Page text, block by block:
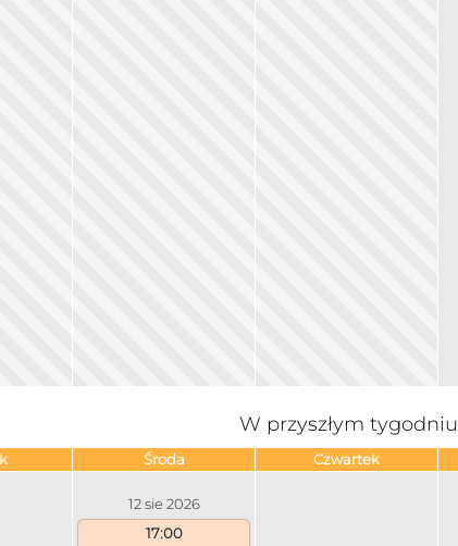
W przyszłym tygodniu
Środa Czwartek
12 sie 2026
17:00